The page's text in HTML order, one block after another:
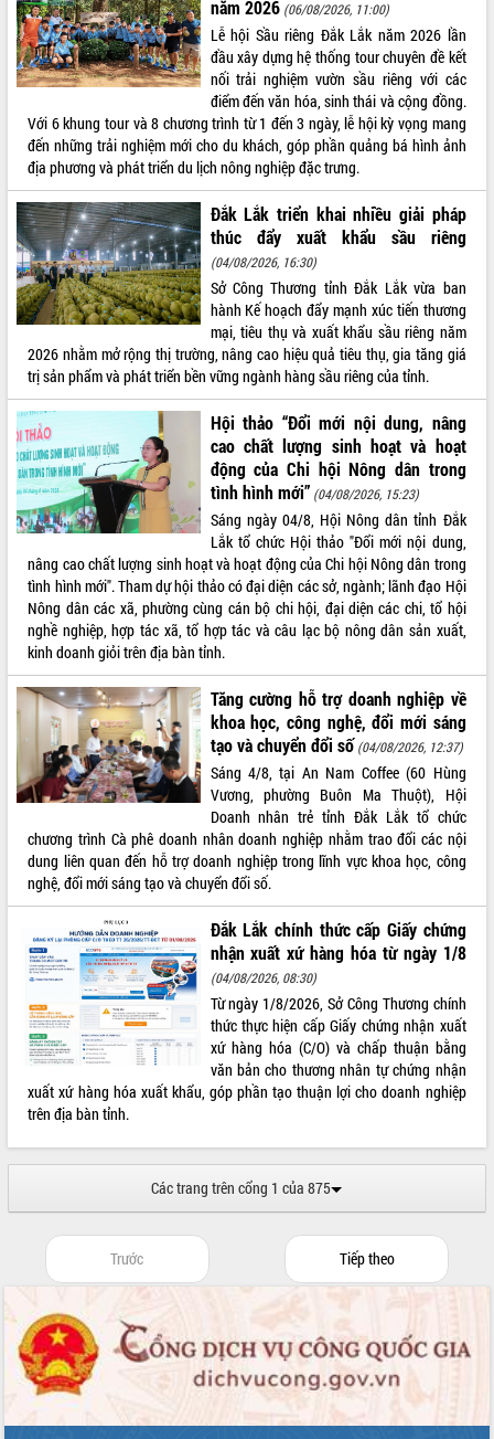
THỐNG KÊ TRUY CẬP
Hôm nay: 28616
Tất cả:
66141730
năm 2026 (06/08/2026, 11:00)
Lễ hội Sầu riêng Đắk Lắk năm 2026 lần
đầu xây dựng hệ thống tour chuyên đề kết
nối trải nghiệm vườn sầu riêng với các
điểm đến văn hóa, sinh thái và cộng đồng.
Với 6 khung tour và 8 chương trình từ 1 đến 3 ngày, lễ hội kỳ vọng mang
đến những trải nghiệm mới cho du khách, góp phần quảng bá hình ảnh
địa phương và phát triển du lịch nông nghiệp đặc trưng.
Đắk Lắk triển khai nhiều giải pháp
thúc đẩy xuất khẩu sầu riêng
(04/08/2026, 16:30)
Sở Công Thương tỉnh Đắk Lắk vừa ban
hành Kế hoạch đẩy mạnh xúc tiến thương
mại, tiêu thụ và xuất khẩu sầu riêng năm
2026 nhằm mở rộng thị trường, nâng cao hiệu quả tiêu thụ, gia tăng giá
trị sản phẩm và phát triển bền vững ngành hàng sầu riêng của tỉnh.
Hội thảo “Đổi mới nội dung, nâng
cao chất lượng sinh hoạt và hoạt
động của Chi hội Nông dân trong
tình hình mới” (04/08/2026, 15:23)
Sáng ngày 04/8, Hội Nông dân tỉnh Đắk
Lắk tổ chức Hội thảo "Đổi mới nội dung,
nâng cao chất lượng sinh hoạt và hoạt động của Chi hội Nông dân trong
tình hình mới". Tham dự hội thảo có đại diện các sở, ngành; lãnh đạo Hội
Nông dân các xã, phường cùng cán bộ chi hội, đại diện các chi, tổ hội
nghề nghiệp, hợp tác xã, tổ hợp tác và câu lạc bộ nông dân sản xuất,
kinh doanh giỏi trên địa bàn tỉnh.
Tăng cường hỗ trợ doanh nghiệp về
khoa học, công nghệ, đổi mới sáng
tạo và chuyển đổi số (04/08/2026, 12:37)
Sáng 4/8, tại An Nam Coffee (60 Hùng
Vương, phường Buôn Ma Thuột), Hội
Doanh nhân trẻ tỉnh Đắk Lắk tổ chức
chương trình Cà phê doanh nhân doanh nghiệp nhằm trao đổi các nội
dung liên quan đến hỗ trợ doanh nghiệp trong lĩnh vực khoa học, công
nghệ, đổi mới sáng tạo và chuyển đổi số.
Đắk Lắk chính thức cấp Giấy chứng
nhận xuất xứ hàng hóa từ ngày 1/8
(04/08/2026, 08:30)
Từ ngày 1/8/2026, Sở Công Thương chính
thức thực hiện cấp Giấy chứng nhận xuất
xứ hàng hóa (C/O) và chấp thuận bằng
văn bản cho thương nhân tự chứng nhận
xuất xứ hàng hóa xuất khẩu, góp phần tạo thuận lợi cho doanh nghiệp
trên địa bàn tỉnh.
Các trang trên cổng 1 của 875
Trước Tiếp theo